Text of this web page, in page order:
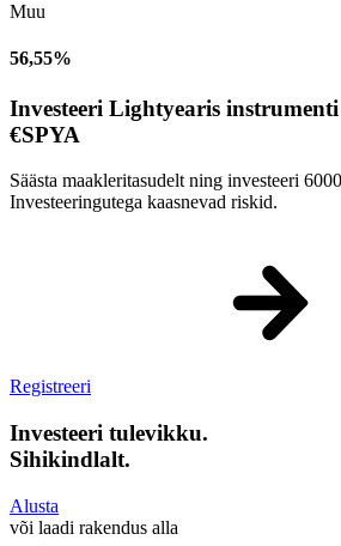
Muu
56,55%
Investeeri Lightyearis
€SPYA
Säästa maakleritasudelt ning investeeri
Investeeringutega kaasnevad riskid.
Registreeri
Investeeri tulevikku.
Sihikindlalt.
Alusta
või laadi rakendus alla